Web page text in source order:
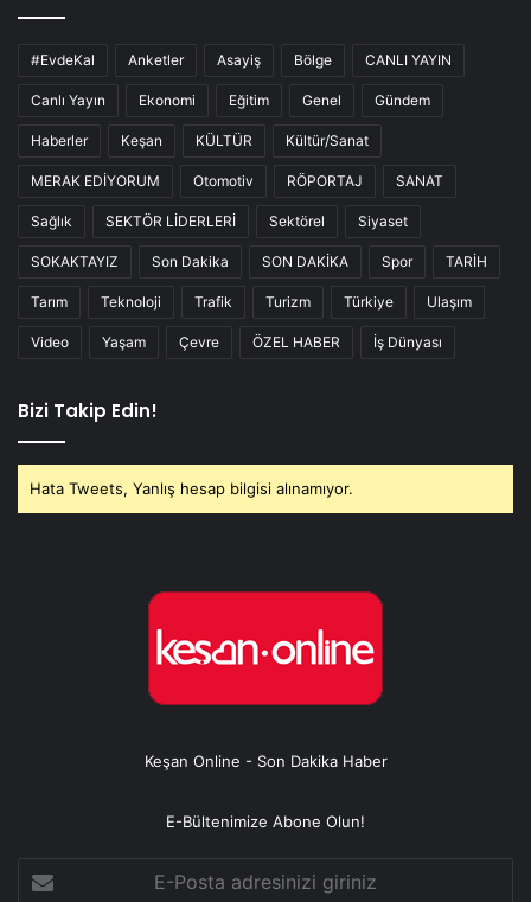
#EvdeKal Anketler Asayiş Bölge CANLI YAYIN
Canlı Yayın Ekonomi Eğitim Genel Gündem
Haberler Keşan KÜLTÜR Kültür/Sanat
MERAK EDİYORUM Otomotiv RÖPORTAJ SANAT
Sağlık SEKTÖR LİDERLERİ Sektörel Siyaset
SOKAKTAYIZ Son Dakika SON DAKİKA Spor TARİH
Tarım Teknoloji Trafik Turizm Türkiye Ulaşım
Video Yaşam Çevre ÖZEL HABER İş Dünyası
Bizi Takip Edin!
Hata Tweets, Yanlış hesap bilgisi alınamıyor.
Keşan Online - Son Dakika Haber
E-Bültenimize Abone Olun!
Posta